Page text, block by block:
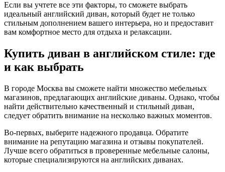
Если вы учтете все эти факторы, то сможете выбрать
идеальный английский диван, который будет не только
стильным дополнением вашего интерьера, но и предоставит
вам комфортное место для отдыха и релаксации.
Купить диван в английском стиле: где
и как выбрать
В городе Москва вы сможете найти множество мебельных
магазинов, предлагающих английские диваны. Однако, чтобы
найти действительно качественный и стильный диван,
следует обратить внимание на несколько важных моментов.
Во-первых, выберите надежного продавца. Обратите
внимание на репутацию магазина и отзывы покупателей.
Лучше всего обратиться в проверенные мебельные салоны,
которые специализируются на английских диванах.